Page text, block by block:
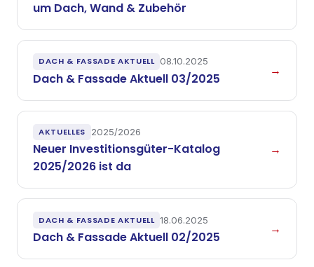
um Dach, Wand & Zubehör
DACH & FASSADE AKTUELL 08.10.2025
Dach & Fassade Aktuell 03/2025
→
AKTUELLES 2025/2026
Neuer Investitionsgüter-Katalog
2025/2026 ist da
→
DACH & FASSADE AKTUELL 18.06.2025
Dach & Fassade Aktuell 02/2025
→